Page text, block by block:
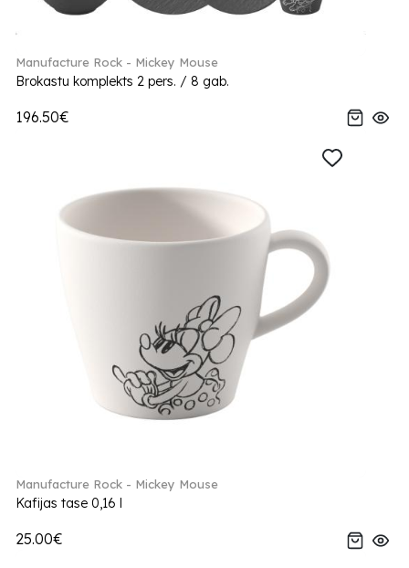
Manufacture Rock - Mickey Mouse
Brokastu komplekts 2 pers. / 8 gab.
196.50€
Manufacture Rock - Mickey Mouse
Kafijas tase 0,16 l
25.00€